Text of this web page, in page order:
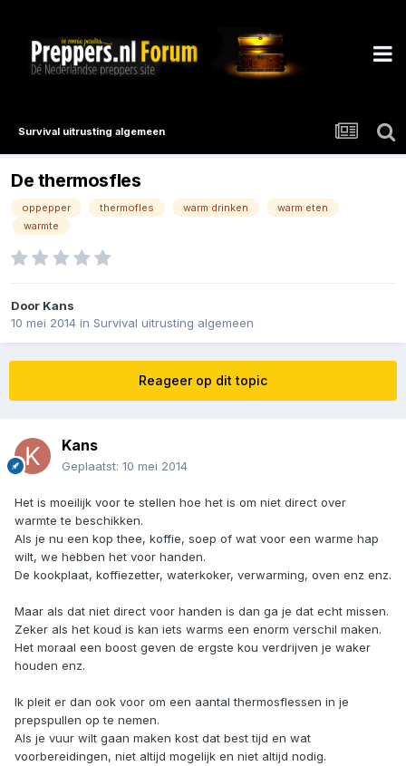
Survival uitrusting algemeen
De thermosfles
oppepper thermofles warm drinken
warm eten
warmte
Door Kans
10 mei 2014 in Survival uitrusting algemeen
Reageer op dit topic
Kans
Geplaatst: 10 mei 2014
Het is moeilijk voor te stellen hoe het is om niet direct over
warmte te beschikken.
Als je nu een kop thee, koffie, soep of wat voor een warme hap
wilt, we hebben het voor handen.
De kookplaat, koffiezetter, waterkoker, verwarming, oven enz enz.
Maar als dat niet direct voor handen is dan ga je dat echt missen.
Zeker als het koud is kan iets warms een enorm verschil maken.
Het moraal een boost geven de ergste kou verdrijven je waker
houden enz.
Ik pleit er dan ook voor om een aantal thermosflessen in je
prepspullen op te nemen.
Als je vuur wilt gaan maken kost dat best tijd en wat
voorbereidingen, niet altijd mogelijk en niet altijd nodig.